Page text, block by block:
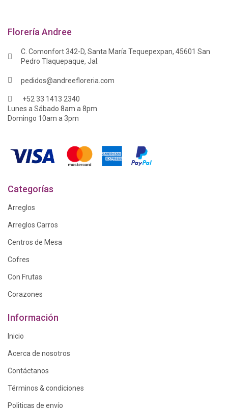
Florería Andree
C. Comonfort 342-D, Santa María Tequepexpan, 45601 San
Pedro Tlaquepaque, Jal.
pedidos@andreefloreria.com
+52 33 1413 2340
Lunes a Sábado 8am a 8pm
Domingo 10am a 3pm
Categorías
Arreglos
Arreglos Carros
Centros de Mesa
Cofres
Con Frutas
Corazones
Información
Inicio
Acerca de nosotros
Contáctanos
Términos & condiciones
Politicas de envío